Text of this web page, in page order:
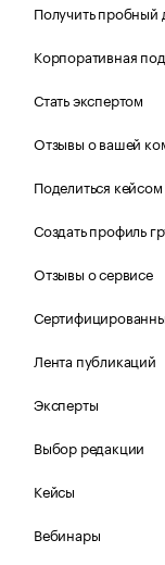
Получить пробный
Корпоративная
Стать экспертом
Отзывы о вашей
Поделиться кейсом
Создать профиль
Отзывы о сервисе
Лента публикаций
Эксперты
Выбор редакции
Кейсы
Вебинары